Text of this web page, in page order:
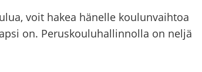
voit hakea hänelle koulunvaihtoa
on. Peruskouluhallinnolla on neljä